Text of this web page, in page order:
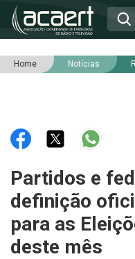
HOME
RNA
NOTÍCIAS
SERVIÇOS
INTEGRIDADE
Home Notícias
Partidos e
definição
para as
deste mês